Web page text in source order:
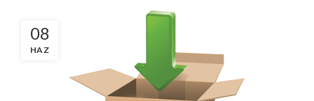
08
HAZ